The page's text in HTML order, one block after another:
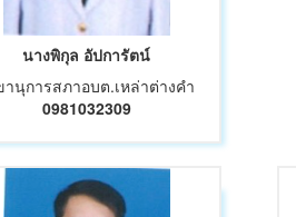
นางพิกุล อัปการัตน์
านุการสภาอบต.เหล่าต่างคำ
0981032309